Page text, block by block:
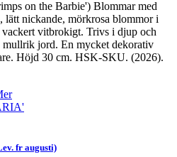
on the Barbie') Blommar med
lätt nickande, mörkrosa blommor i
vitbrokigt. Trivs i djup och
mullrik jord. En mycket dekorativ
Höjd 30 cm. HSK-SKU. (2026).
fr augusti)